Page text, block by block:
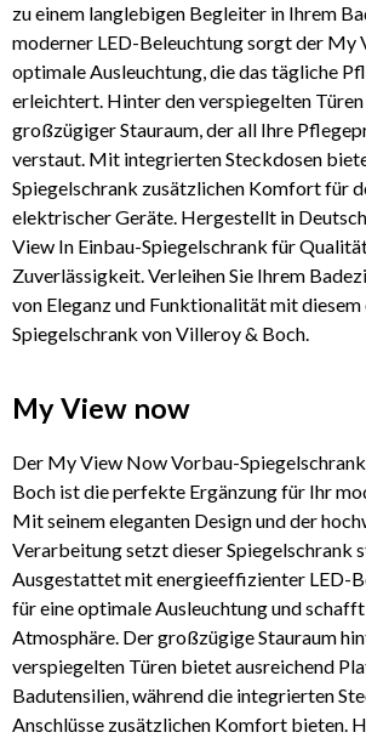
zu einem langlebigen Begleiter in Ihrem
moderner LED-Beleuchtung sorgt der My
optimale Ausleuchtung, die das tägliche
erleichtert. Hinter den verspiegelten
großzügiger Stauraum, der all Ihre
verstaut. Mit integrierten Steckdosen
Spiegelschrank zusätzlichen Komfort für
elektrischer Geräte. Hergestellt in
View In Einbau-Spiegelschrank für
Zuverlässigkeit. Verleihen Sie Ihrem
von Eleganz und Funktionalität mit
Spiegelschrank von Villeroy & Boch.
My View now
Der My View Now Vorbau-
Boch ist die perfekte Ergänzung für Ihr
Mit seinem eleganten Design und der
Verarbeitung setzt dieser Spiegelschrank
Ausgestattet mit energieeffizienter LED-
für eine optimale Ausleuchtung und schafft
Atmosphäre. Der großzügige Stauraum
verspiegelten Türen bietet ausreichend
Badutensilien, während die integrierten
Anschlüsse zusätzlichen Komfort bieten.